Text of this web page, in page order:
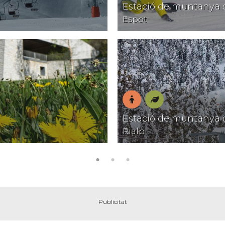
família
Estació de muntanya
Espot
En
família
Natura
Estació de muntanya
Rialp